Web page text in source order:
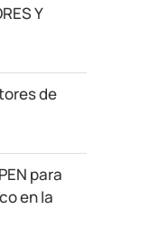
Y
de
para
en la